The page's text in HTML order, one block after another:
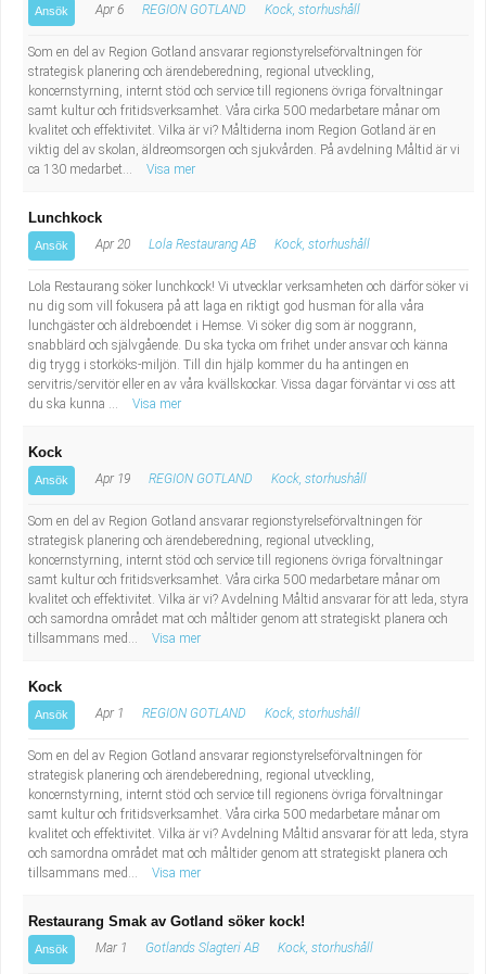
Ansök Apr 6 REGION GOTLAND Kock, storhushåll
Som en del av Region Gotland ansvarar regionstyrelseförvaltningen för
strategisk planering och ärendeberedning, regional utveckling,
koncernstyrning, internt stöd och service till regionens övriga förvaltningar
samt kultur och fritidsverksamhet. Våra cirka 500 medarbetare månar om
kvalitet och effektivitet. Vilka är vi? Måltiderna inom Region Gotland är en
viktig del av skolan, äldreomsorgen och sjukvården. På avdelning Måltid är vi
ca 130 medarbet...
Visa mer
Lunchkock
Ansök Apr 20 Lola Restaurang AB Kock, storhushåll
Lola Restaurang söker lunchkock! Vi utvecklar verksamheten och därför söker vi
nu dig som vill fokusera på att laga en riktigt god husman för alla våra
lunchgäster och äldreboendet i Hemse. Vi söker dig som är noggrann,
snabblärd och självgående. Du ska tycka om frihet under ansvar och känna
dig trygg i storköks-miljön. Till din hjälp kommer du ha antingen en
servitris/servitör eller en av våra kvällskockar. Vissa dagar förväntar vi oss att
du ska kunna ...
Visa mer
Kock
Ansök Apr 19 REGION GOTLAND Kock, storhushåll
Som en del av Region Gotland ansvarar regionstyrelseförvaltningen för
strategisk planering och ärendeberedning, regional utveckling,
koncernstyrning, internt stöd och service till regionens övriga förvaltningar
samt kultur och fritidsverksamhet. Våra cirka 500 medarbetare månar om
kvalitet och effektivitet. Vilka är vi? Avdelning Måltid ansvarar för att leda, styra
och samordna området mat och måltider genom att strategiskt planera och
tillsammans med...
Visa mer
Kock
Ansök Apr 1 REGION GOTLAND Kock, storhushåll
Som en del av Region Gotland ansvarar regionstyrelseförvaltningen för
strategisk planering och ärendeberedning, regional utveckling,
koncernstyrning, internt stöd och service till regionens övriga förvaltningar
samt kultur och fritidsverksamhet. Våra cirka 500 medarbetare månar om
kvalitet och effektivitet. Vilka är vi? Avdelning Måltid ansvarar för att leda, styra
och samordna området mat och måltider genom att strategiskt planera och
tillsammans med...
Visa mer
Restaurang Smak av Gotland söker kock!
Ansök Mar 1 Gotlands Slagteri AB Kock, storhushåll